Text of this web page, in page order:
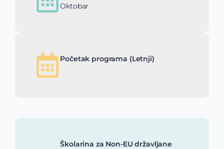
Oktobar
Početak programa (Letnji)
Školarina za Non-EU državljane